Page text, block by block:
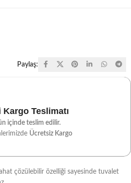
Paylaş:
Teslimatı
içinde teslim edilir.
Ücretsiz Kargo
çözülebilir özelliği sayesinde tuvalet